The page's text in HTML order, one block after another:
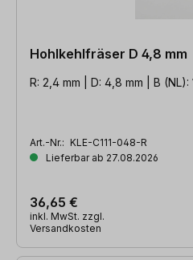
Hohlkehlfräser D 4,8 mm
R: 2,4 mm | D: 4,8 mm | B (NL):
Art.-Nr.: KLE-C111-048-R
Lieferbar ab 27.08.2026
36,65 €
inkl. MwSt. zzgl.
Versandkosten